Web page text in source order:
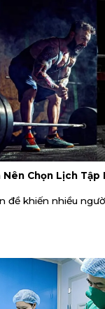
Chọn Lịch Tập
đề khiến nhiều